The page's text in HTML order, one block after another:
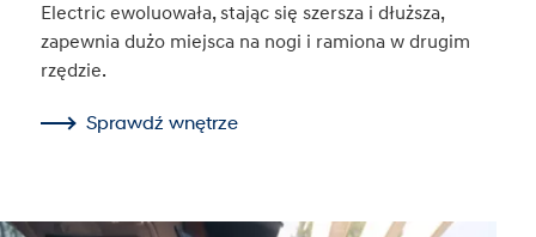
Electric ewoluowała, stając się szersza i dłuższa,
zapewnia dużo miejsca na nogi i ramiona w drugim
rzędzie.
Sprawdź wnętrze